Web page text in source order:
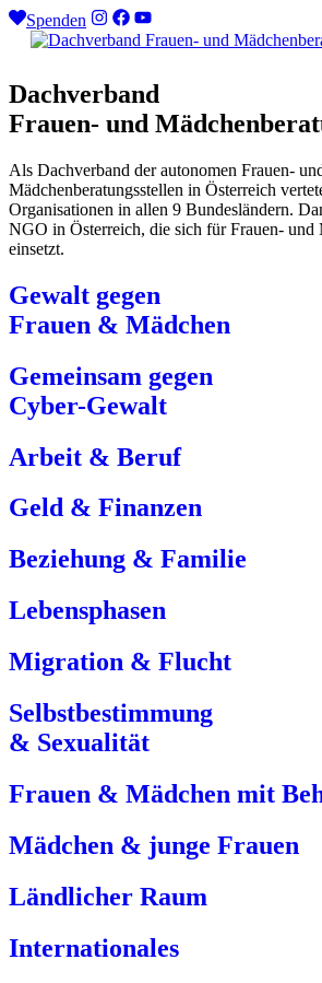
Zum
Inhalt
Spenden
Dachverband
Frauen- und
Als Dachverband der autonomen Frauen-
Mädchenberatungsstellen in Österreich
Organisationen in allen 9 Bundesländern.
NGO in Österreich, die sich für Frauen- und
einsetzt.
Gewalt gegen
Frauen & Mädchen
Gemeinsam gegen
Cyber-Gewalt
Arbeit & Beruf
Geld & Finanzen
Beziehung & Familie
Lebensphasen
Migration & Flucht
Selbstbestimmung
& Sexualität
Frauen & Mädchen mit
Mädchen & junge Frauen
Ländlicher Raum
Internationales